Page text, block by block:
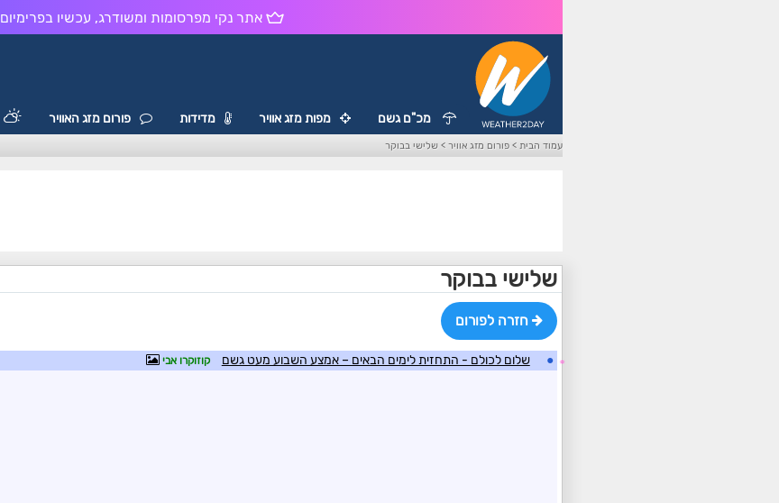
אתר נקי מפרסומות ומשודרג, עכשיו בפרימיום
מכ"ם גשם מפות מזג אוויר מדידות פורום מזג האוויר
עמוד הבית >פורום מזג אוויר >שלישי בבוקר
שלישי בבוקר
חזרה לפורום
☼
● שלום לכולם - התחזית לימים הבאים – אמצע השבוע מעט גשם קוזוקרו אבי